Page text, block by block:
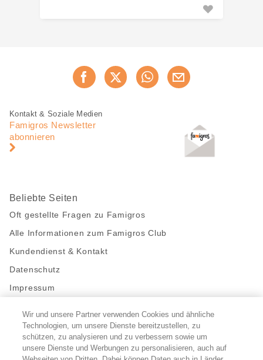
Jetzt weiterempfehlen
Fusszeile
Fusszeile
Navigation
Kontakt & Soziale Medien
Famigros Newsletter
abonnieren
Beliebte Seiten
Oft gestellte Fragen zu Famigros
Alle Informationen zum Famigros Club
Kundendienst & Kontakt
Datenschutz
Impressum
Bleibe mit uns in Kontakt
Facebook
https://twitter.com/migros
https://www.youtube.com/user/
PinterestInstagram
Wir und unsere Partner verwenden Cookies und ähnliche
Technologien, um unsere Dienste bereitzustellen, zu
schützen, zu analysieren und zu verbessern sowie um
unsere Dienste und Werbungen zu personalisieren, auch auf